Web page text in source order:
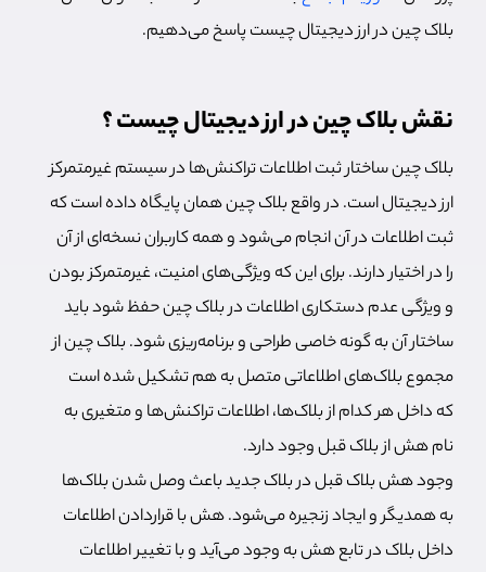
بلاک چین در ارز دیجیتال چیست پاسخ می‌دهیم.
نقش بلاک چین در ارز دیجیتال چیست ؟
بلاک چین ساختار ثبت اطلاعات تراکنش‌ها در سیستم غیرمتمرکز
ارز دیجیتال است. در واقع بلاک چین همان پایگاه داده است که
ثبت اطلاعات در آن انجام می‌شود و همه کاربران نسخه‌ای از آن
را در اختیار دارند. برای این که ویژگی‌های امنیت، غیرمتمرکز بودن
و ویژگی عدم دستکاری اطلاعات در بلاک چین حفظ شود باید
ساختار آن به گونه خاصی طراحی و برنامه‌ریزی شود. بلاک چین از
مجموع بلاک‌های اطلاعاتی متصل به هم تشکیل شده است
که داخل هر کدام از بلاک‌ها، اطلاعات تراکنش‌ها و متغیری به
نام هش از بلاک قبل وجود دارد.
وجود هش بلاک قبل در بلاک جدید باعث وصل شدن بلاک‌ها
به همدیگر و ایجاد زنجیره می‌شود. هش با قراردادن اطلاعات
داخل بلاک در تابع هش به وجود می‌آید و با تغییر اطلاعات